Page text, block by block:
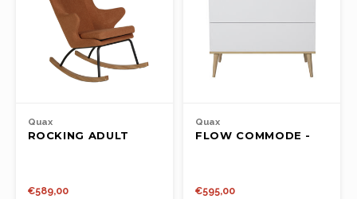
Quax
ROCKING ADULT
€589,00
Quax
FLOW COMMODE -
€595,00